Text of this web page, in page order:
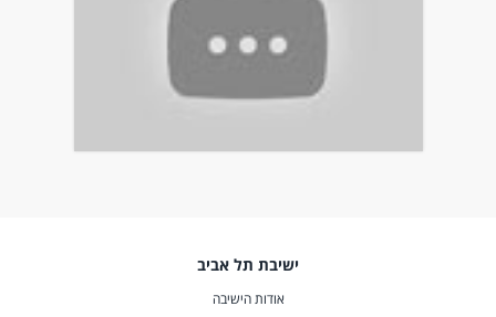
ישיבת תל אביב
אודות הישיבה